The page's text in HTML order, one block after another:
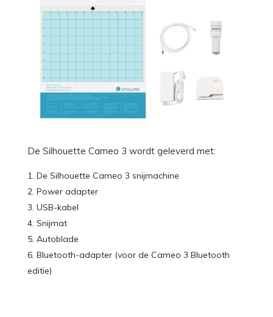
De Silhouette Cameo 3 wordt geleverd met:
De Silhouette Cameo 3 snijmachine
Power adapter
USB-kabel
Snijmat
Autoblade
Bluetooth-adapter (voor de Cameo 3 Bluetooth
editie)